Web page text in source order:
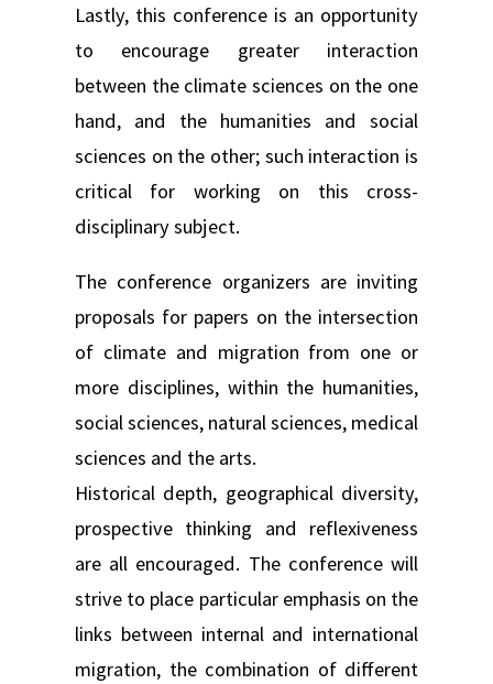
Lastly, this conference is an opportunity
to encourage greater interaction
between the climate sciences on the one
hand, and the humanities and social
sciences on the other; such interaction is
critical for working on this cross-
disciplinary subject.
The conference organizers are inviting
proposals for papers on the intersection
of climate and migration from one or
more disciplines, within the humanities,
social sciences, natural sciences, medical
sciences and the arts.
Historical depth, geographical diversity,
prospective thinking and reflexiveness
are all encouraged. The conference will
strive to place particular emphasis on the
links between internal and international
migration, the combination of different